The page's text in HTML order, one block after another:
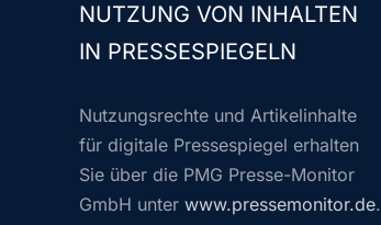
NUTZUNG VON INHALTEN
IN PRESSESPIEGELN
Nutzungsrechte und Artikelinhalte
für digitale Pressespiegel erhalten
Sie über die PMG Presse-Monitor
GmbH unter www.pressemonitor.de.